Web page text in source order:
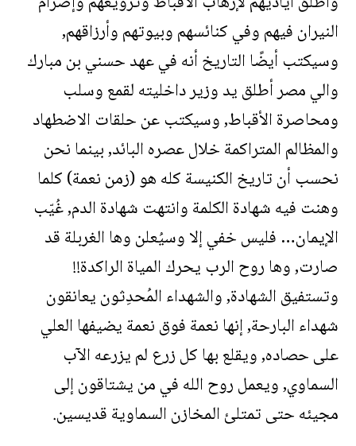
النيران فيهم وفي كنائسهم وبيوتهم وأرزاقهم,
وسيكتب أيضًا التاريخ أنه في عهد حسني بن مبارك
والي مصر أطلق يد وزير داخليته لقمع وسلب
ومحاصرة الأقباط, وسيكتب عن حلقات الاضطهاد
والمظالم المتراكمة خلال عصره البائد, بينما نحن
نحسب أن تاريخ الكنيسة كله هو (زمن نعمة) كلما
وهنت فيه شهادة الكلمة وانتهت شهادة الدم, غُيّب
الإيمان… فليس خفي إلا وسيُعلن وها الغربلة قد
صارت, وها روح الرب يحرك المياة الراكدة!!
وتستفيق الشهادة, والشهداء المُحدِثون يعانقون
شهداء البارحة, إنها نعمة فوق نعمة يضيفها العلي
على حصاده, ويقلع بها كل زرع لم يزرعه الآب
السماوي, ويعمل روح الله في من يشتاقون إلى
مجيئه حتى تمتلئ المخازن السماوية قديسين.